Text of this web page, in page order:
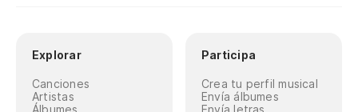
Explorar
Canciones
Artistas
Álbumes
Participa
Crea tu perfil musical
Envía álbumes
Envía letras